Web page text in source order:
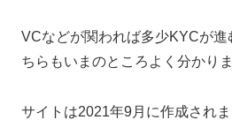
VCなどが関われば多少KYCが
ちらもいまのところよく分かりま
サイトは2021年9月に作成され